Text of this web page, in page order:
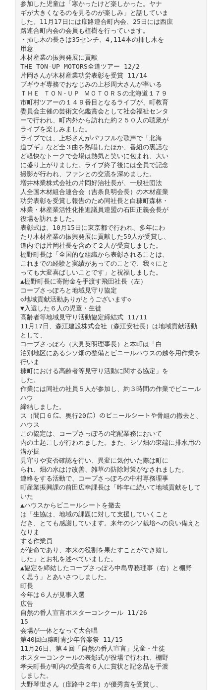
参加した児童は「寒かったけど楽しかった。ヤナ
ギが大きくなるのを見るのが楽しみ」と話していま
した。11月17日には庶路連合町内会、25日には西庶
路連合町内会の会員も植樹を行っています。
・挿し木の長さは35センチ、4,114本の挿し木を
用意
木材産業の振興発展に貢献
THE TON-UP MOTORS全道ツアー 12/2
片岡さんが木材産業功労表彰を受賞 11/14
ブギウギ専務でおなじみの上杉周大さんが率いる
ＴＨＥ ＴＯＮ-ＵＰ ＭＯＴＯＲＳの北海道１７９
市町村ツアーの１４９番目となるライブが、町教育
委員会主催の芸術文化鑑賞会として社会福祉センタ
ーで行われ、町内外から訪れた約２５０人の聴衆が
ライブを楽しみました。
ライブでは、上杉さんがパワフルな歌声で「北海
道ブギ」など全３曲を熱唱したほか、番組の裏話な
ど軽快なトークで会場は熱気と笑いに包まれ、大い
に盛り上がりました。ライブ終了後には全員で記念
撮影が行われ、ファンとの交流を深めました。
増井林業株式会社の片岡好治社長が、一般社団法
人全国木材組合連合会（吉条良明会長）の木材産業
功労表彰を受賞し報告のため同社長と白糠町森林・
林業・林産業活性化推進議員連盟の石田正義会長が
役場を訪れました。
表彰式は、10月15日に東京都で行われ、多年にわ
たり木材産業の振興発展に貢献した59人が受賞し、
道内では片岡社長を含めて２人が受賞しました。
棚野町長は「全国的な組織から表彰されることは、
これまでの経験と実績があってのことで、我々にと
っても大変喜ばしいことです」と祝福しました。
▲棚野町長に寄附金を手渡す飛田社長（左）
コープさっぽろと地域見守り協定
◇地域貢献活動ありがとうございます◇
▼入選した６人の児童・生徒
高齢者等地域見守り活動協定締結式 11/11
11月17日、森江建設株式会社（森江安社長）は地域貢献活動
として、
コープさっぽろ（大見英明理事長）と本町は「白
泊別地区にあるシソ畑の整備とビニールハウスの越冬用作業を
行いま
糠町における高齢者等見守り活動に関する協定」を
した。
作業には同社の社員５人が参加し、約３時間の作業でビニール
ハウ
締結しました。
ス（間口６㍍、奥行20㍍）のビニールシートや骨組の撤去と、
ハウス
この協定は、コープさっぽろの宅配業務において
内の土起こしが行われました。また、シソ畑の東端に排水用の
溝が掘
見守りや安否確認を行い、異変に気付いた際は町に
られ、畑の水はけ改善、雑草の防除対策がなされました。
連絡をする活動で、コープさっぽろの中村専務理事
町産業振興課の前田広幸課長は「昨年に続いて地域貢献をして
いた
▲ハウスからビニールシートを撤去
は「生協は、地域の課題に対して支援していくこと
だき、とても感謝しています。来年のシソ栽培への良い備えと
なりま
する作業員
が使命であり、本来の役割を果たすことができ嬉し
した」とお礼を述べていました。
▲協定を締結したコープさっぽろ中島専務理事（右）と棚野
く思う」とあいさつしました。
町長
今年は６人が見事入選
広告
自然の番人宣言ポスターコンクール 11/26
15
会場が一体となって大合唱
第40回白糠町青少年音楽祭 11/15
11月26日、第４回「自然の番人宣言」児童・生徒
ポスターコンクールの表彰式が役場で行われ、棚野
孝夫町長が町内の受賞者６人に賞状と記念品を手渡
しました。
大野琴世さん（庶路中２年）が優秀賞を受賞し、